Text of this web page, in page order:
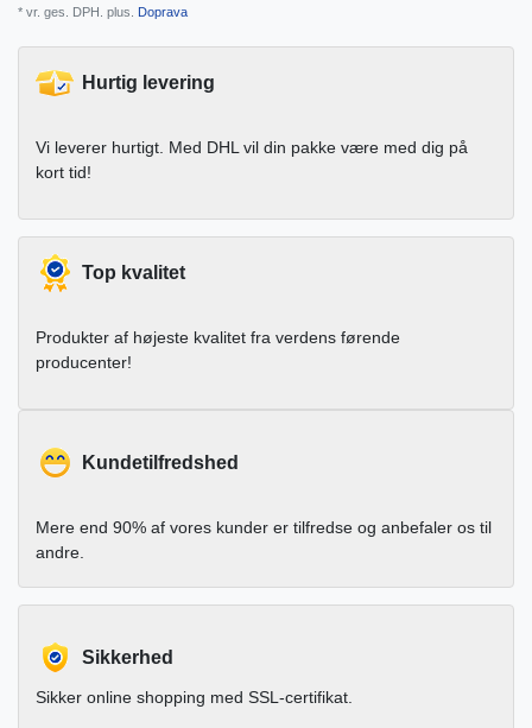
* vr. ges. DPH. plus. Doprava
Hurtig levering
Vi leverer hurtigt. Med DHL vil din pakke være med dig på
kort tid!
Top kvalitet
Produkter af højeste kvalitet fra verdens førende
producenter!
Kundetilfredshed
Mere end 90% af vores kunder er tilfredse og anbefaler os til
andre.
Sikkerhed
Sikker online shopping med SSL-certifikat.